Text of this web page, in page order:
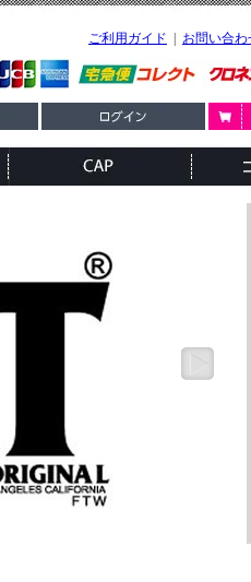
ご利用ガイド お問い合わ